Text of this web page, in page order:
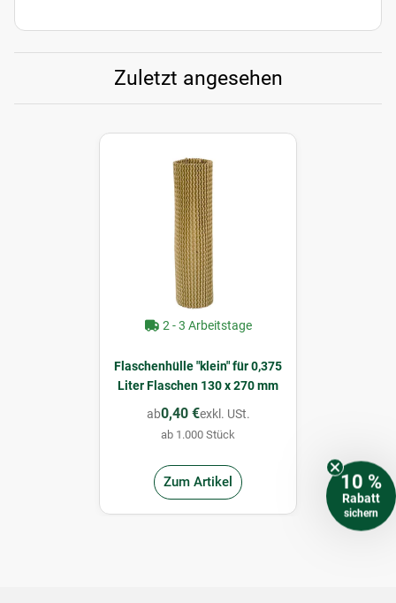
Zuletzt angesehen
2 - 3 Arbeitstage
Flaschenhülle "klein" für 0,375
Liter Flaschen 130 x 270 mm
ab0,40 €exkl. USt.
ab 1.000 Stück
Zum Artikel 10 %
Rabatt
sichern